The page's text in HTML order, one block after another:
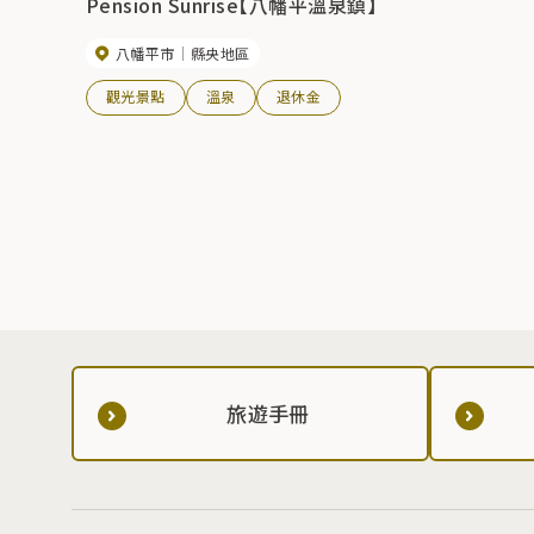
八幡平市 縣央地區
觀光景點 溫泉 退休金
旅遊手冊